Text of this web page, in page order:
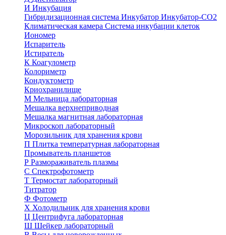
И Инкубация
Гибридизационная система Инкубатор Инкубатор-СО2
Климатическая камера Система инкубации клеток
Иономер
Испаритель
Истиратель
К Коагулометр
Колориметр
Кондуктометр
Криохранилище
М Мельница лабораторная
Мешалка верхнеприводная
Мешалка магнитная лабораторная
Микроскоп лабораторный
Морозильник для хранения крови
П Плитка температурная лабораторная
Промыватель планшетов
Р Размораживатель плазмы
С Спектрофотометр
Т Термостат лабораторный
Титратор
Ф Фотометр
Х Холодильник для хранения крови
Ц Центрифуга лабораторная
Ш Шейкер лабораторный